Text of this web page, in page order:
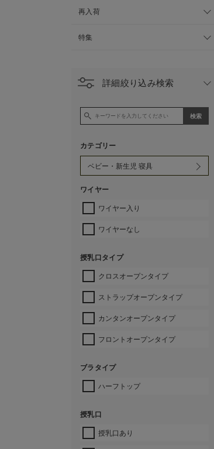
再入荷
特集
詳細絞り込み検索
カテゴリー
ワイヤー
ワイヤー入り
ワイヤーなし
授乳口タイプ
クロスオープンタイプ
ストラップオープンタイプ
カンタンオープンタイプ
フロントオープンタイプ
ブラタイプ
ハーフトップ
授乳口
授乳口あり